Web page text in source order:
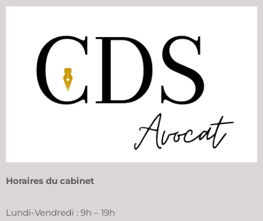
Horaires du cabinet
Lundi-Vendredi : 9h – 19h